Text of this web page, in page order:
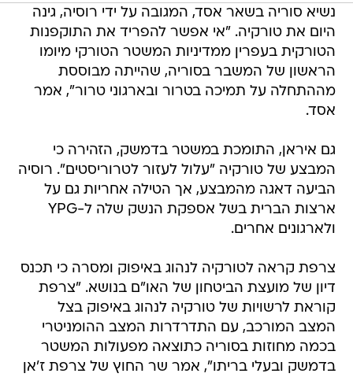
נשיא סוריה בשאר אסד, המגובה על ידי רוסיה, גינה
היום את טורקיה. "אי אפשר להפריד את התוקפנות
הטורקית בעפרין ממדיניות המשטר הטורקי מיומו
הראשון של המשבר בסוריה, שהייתה מבוססת
מההתחלה על תמיכה בטרור ובארגוני טרור", אמר
אסד.
גם איראן, התומכת במשטר בדמשק, הזהירה כי
המבצע של טורקיה "עלול לעזור לטרוריסטים". רוסיה
הביעה דאגה מהמבצע, אך הטילה אחריות גם על
ארצות הברית בשל אספקת הנשק שלה ל-YPG
ולארגונים אחרים.
צרפת קראה לטורקיה לנהוג באיפוק ומסרה כי תכנס
דיון של מועצת הביטחון של האו"ם בנושא. "צרפת
קוראת לרשויות של טורקיה לנהוג באיפוק בצל
המצב המורכב, עם התדרדרות המצב ההומניטרי
בכמה מחוזות בסוריה כתוצאה מפעולות המשטר
בדמשק ובעלי בריתו", אמר שר החוץ של צרפת ז'אן